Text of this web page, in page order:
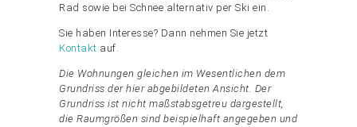
Rad sowie bei Schnee alternativ per Ski ein.
Sie haben Interesse? Dann nehmen Sie jetzt
Kontakt auf.
Die Wohnungen gleichen im Wesentlichen dem
Grundriss der hier abgebildeten Ansicht. Der
Grundriss ist nicht maßstabsgetreu dargestellt,
die Raumgrößen sind beispielhaft angegeben und